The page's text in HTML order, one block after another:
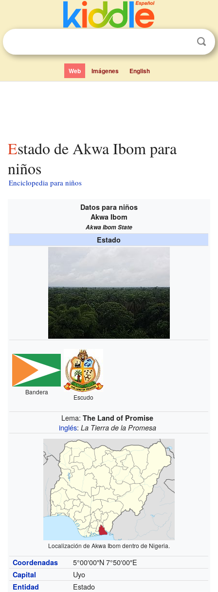
Web Imágenes English
Estado de Akwa Ibom para
niños
Enciclopedia para niños
Datos para niños
Akwa Ibom
Akwa Ibom State
Estado
Bandera
Escudo
Lema:The Land of Promise
inglés: La Tierra de la Promesa
Localización de Akwa Ibom dentro de Nigeria.
Coordenadas 5°00′00″N 7°50′00″E
Capital Uyo
Entidad
Estado